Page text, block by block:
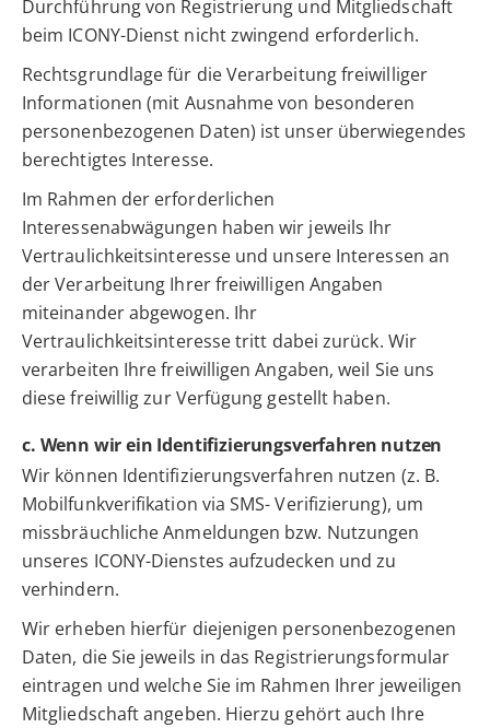
Durchführung von Registrierung und Mitgliedschaft
beim ICONY-Dienst nicht zwingend erforderlich.
Rechtsgrundlage für die Verarbeitung freiwilliger
Informationen (mit Ausnahme von besonderen
personenbezogenen Daten) ist unser überwiegendes
berechtigtes Interesse.
Im Rahmen der erforderlichen
Interessenabwägungen haben wir jeweils Ihr
Vertraulichkeitsinteresse und unsere Interessen an
der Verarbeitung Ihrer freiwilligen Angaben
miteinander abgewogen. Ihr
Vertraulichkeitsinteresse tritt dabei zurück. Wir
verarbeiten Ihre freiwilligen Angaben, weil Sie uns
diese freiwillig zur Verfügung gestellt haben.
c. Wenn wir ein Identifizierungsverfahren nutzen
Wir können Identifizierungsverfahren nutzen (z. B.
Mobilfunkverifikation via SMS- Verifizierung), um
missbräuchliche Anmeldungen bzw. Nutzungen
unseres ICONY-Dienstes aufzudecken und zu
verhindern.
Wir erheben hierfür diejenigen personenbezogenen
Daten, die Sie jeweils in das Registrierungsformular
eintragen und welche Sie im Rahmen Ihrer jeweiligen
Mitgliedschaft angeben. Hierzu gehört auch Ihre